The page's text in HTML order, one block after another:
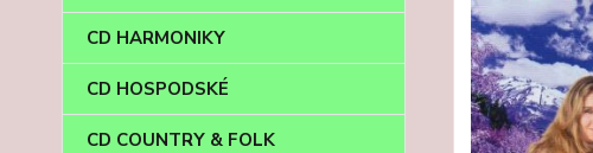
CD HARMONIKY
CD HOSPODSKÉ
CD COUNTRY & FOLK